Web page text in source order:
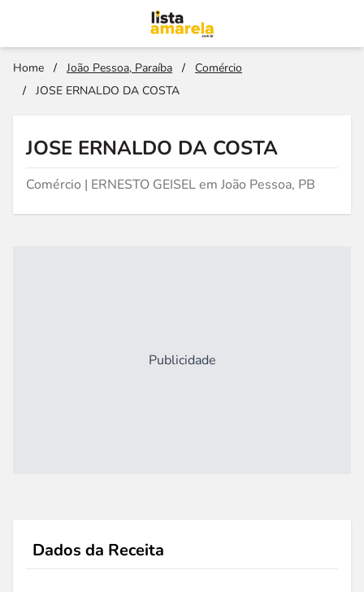
Home / João Pessoa, Paraíba /
Comércio
/
JOSE ERNALDO DA COSTA
JOSE ERNALDO DA COSTA
Comércio | ERNESTO GEISEL em João Pessoa, PB
Publicidade
Dados da Receita